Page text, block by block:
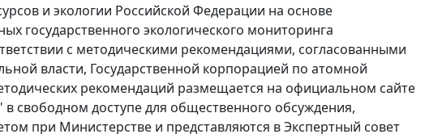
и экологии Российской Федерации на основе
государственного экологического мониторинга
с методическими рекомендациями, согласованными
власти, Государственной корпорацией по атомной
рекомендаций размещается на официальном сайте
свободном доступе для общественного обсуждения,
при Министерстве и представляются в Экспертный совет